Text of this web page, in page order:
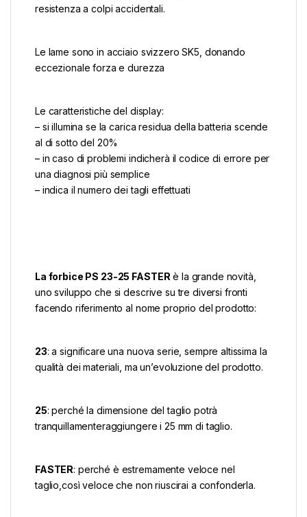
resistenza a colpi accidentali.
Le lame sono in acciaio svizzero SK5, donando
eccezionale forza e durezza
Le caratteristiche del display:
– si illumina se la carica residua della batteria scende
al di sotto del 20%
– in caso di problemi indicherà il codice di errore per
una diagnosi più semplice
– indica il numero dei tagli effettuati
La forbice PS 23-25 FASTER è la grande novità,
uno sviluppo che si descrive su tre diversi fronti
facendo riferimento al nome proprio del prodotto:
23: a significare una nuova serie, sempre altissima la
qualità dei materiali, ma un’evoluzione del prodotto.
25: perché la dimensione del taglio potrà
tranquillamenteraggiungere i 25 mm di taglio.
FASTER: perché è estremamente veloce nel
taglio,così veloce che non riuscirai a confonderla.